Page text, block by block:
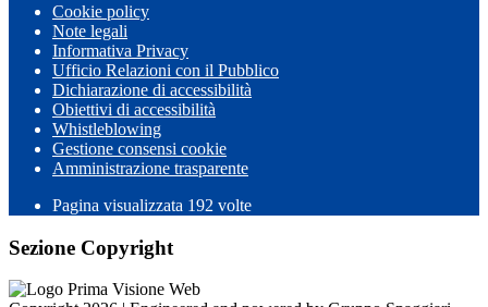
Cookie policy
Note legali
Informativa Privacy
Ufficio Relazioni con il Pubblico
Dichiarazione di accessibilità
Obiettivi di accessibilità
Whistleblowing
Gestione consensi cookie
Amministrazione trasparente
Pagina visualizzata 192 volte
Sezione Copyright